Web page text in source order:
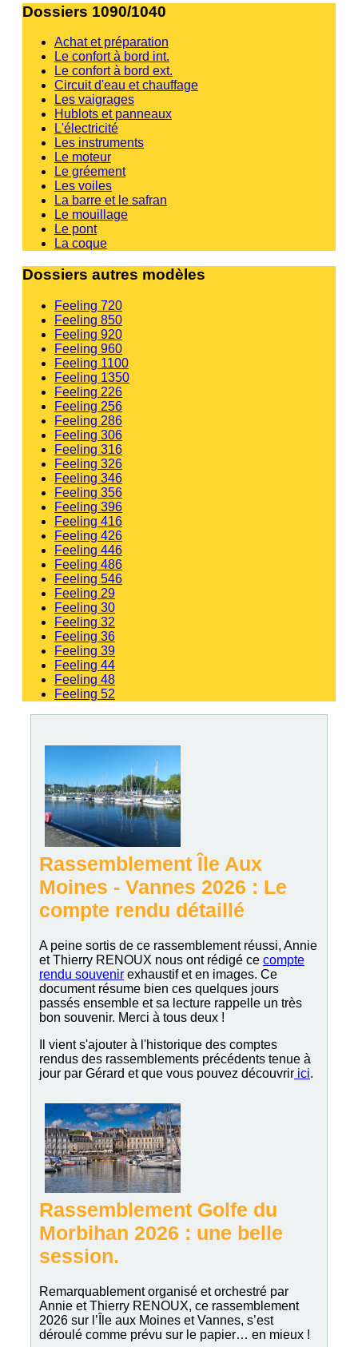
Dossiers 1090/1040
Achat et préparation
Le confort à bord int.
Le confort à bord ext.
Circuit d'eau et chauffage
Les vaigrages
Hublots et panneaux
L'électricité
Les instruments
Le moteur
Le gréement
Les voiles
La barre et le safran
Le mouillage
Le pont
La coque
Dossiers autres modèles
Feeling 720
Feeling 850
Feeling 920
Feeling 960
Feeling 1100
Feeling 1350
Feeling 226
Feeling 256
Feeling 286
Feeling 306
Feeling 316
Feeling 326
Feeling 346
Feeling 356
Feeling 396
Feeling 416
Feeling 426
Feeling 446
Feeling 486
Feeling 546
Feeling 29
Feeling 30
Feeling 32
Feeling 36
Feeling 39
Feeling 44
Feeling 48
Feeling 52
Rassemblement Île Aux
Moines - Vannes 2026 : Le
compte rendu détaillé
A peine sortis de ce rassemblement réussi, Annie
et Thierry RENOUX nous ont rédigé ce compte
rendu souvenir exhaustif et en images. Ce
document résume bien ces quelques jours
passés ensemble et sa lecture rappelle un très
bon souvenir. Merci à tous deux !
Il vient s'ajouter à l'historique des comptes
rendus des rassemblements précédents tenue à
jour par Gérard et que vous pouvez découvrir ici.
Rassemblement Golfe du
Morbihan 2026 : une belle
session.
Remarquablement organisé et orchestré par
Annie et Thierry RENOUX, ce rassemblement
2026 sur l’Île aux Moines et Vannes, s’est
déroulé comme prévu sur le papier… en mieux !